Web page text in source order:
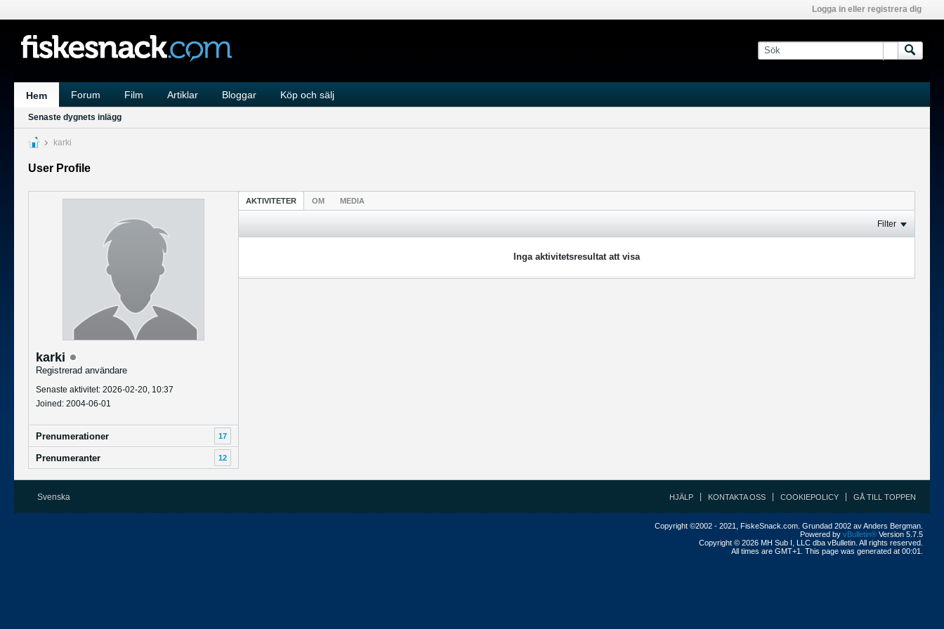
Logga in eller registrera dig
Hem Forum Film Artiklar Bloggar Köp och sälj
Senaste dygnets inlägg
karki
User Profile
karki
Registrerad användare
Senaste aktivitet: 2026-02-20, 10:37
Joined: 2004-06-01
Prenumerationer 17
Prenumeranter 12
AKTIVITETER OM MEDIA
Filter
Inga aktivitetsresultat att visa
Svenska HJÄLP KONTAKTA OSS COOKIEPOLICY GÅ TILL TOPPEN
Copyright ©2002 - 2021, FiskeSnack.com. Grundad 2002 av Anders Bergman.
Powered by vBulletin® Version 5.7.5
Copyright © 2026 MH Sub I, LLC dba vBulletin. All rights reserved.
All times are GMT+1. This page was generated at 00:01.